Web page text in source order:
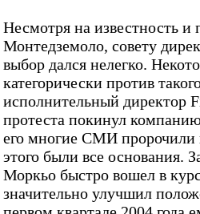
Несмотря на известность и
Монтедземоло, совету
выбор дался нелегко.
категорически против
исполнительный директор
протеста покинул
его многие СМИ пророчили
этого были все основания.
Моркьо быстро вошел в
значительно улучшил